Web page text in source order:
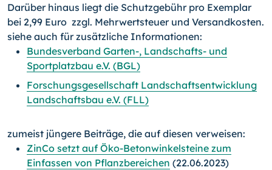
Darüber hinaus liegt die Schutzgebühr pro Exemplar
bei 2,99 Euro zzgl. Mehrwertsteuer und Versandkosten.
siehe auch für zusätzliche Informationen:
Bundesverband Garten-, Landschafts- und
Sportplatzbau e.V. (BGL)
Forschungsgesellschaft Landschaftsentwicklung
Landschaftsbau e.V. (FLL)
zumeist jüngere Beiträge, die auf diesen verweisen:
ZinCo setzt auf Öko-Betonwinkelsteine zum
Einfassen von Pflanzbereichen (22.06.2023)